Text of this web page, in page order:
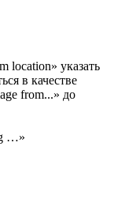
location» указать
в качестве
from...» до
…»